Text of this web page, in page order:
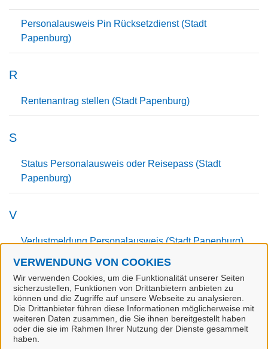
VERWENDUNG VON COOKIES
Wir verwenden Cookies, um die Funktionalität unserer Seiten
sicherzustellen, Funktionen von Drittanbietern anbieten zu
können und die Zugriffe auf unsere Webseite zu analysieren.
Die Drittanbieter führen diese Informationen möglicherweise mit
weiteren Daten zusammen, die Sie ihnen bereitgestellt haben
oder die sie im Rahmen Ihrer Nutzung der Dienste gesammelt
haben.
Personalausweis Pin Rücksetzdienst (Stadt
Papenburg)
R
Rentenantrag stellen (Stadt Papenburg)
S
Status Personalausweis oder Reisepass (Stadt
Papenburg)
V
Verlustmeldung Personalausweis (Stadt Papenburg)
W
Wohnungsgeberbestätigung (Stadt Papenburg)